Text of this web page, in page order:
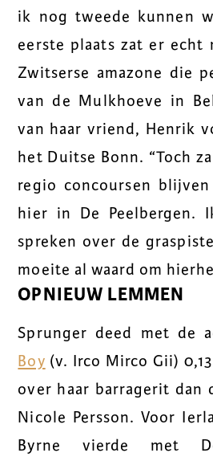
ik nog tweede kunnen
eerste plaats zat er echt
Zwitserse amazone die
van de Mulkhoeve in
van haar vriend, Henrik
het Duitse Bonn. “Toch
regio concoursen
hier in De Peelbergen.
spreken over de
moeite al waard om
OPNIEUW LEMMEN
Sprunger deed met de
Boy (v. Irco Mirco Gii)
over haar barragerit dan
Nicole Persson. Voor
Byrne vierde met